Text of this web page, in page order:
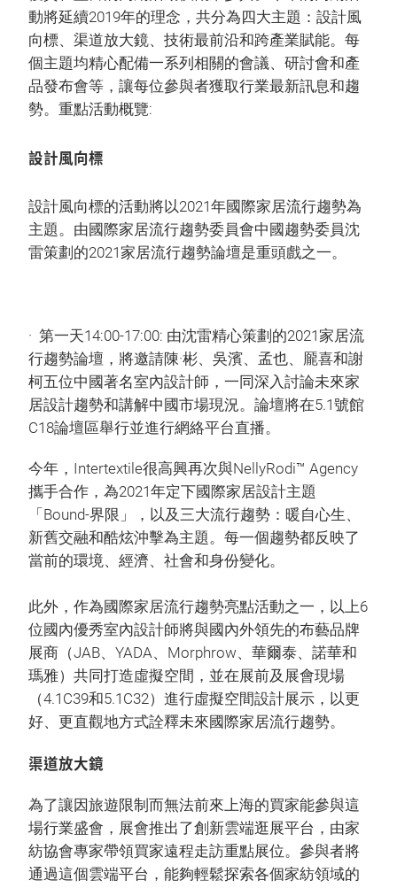
動將延續2019年的理念，共分為四大主題：設計風
向標、渠道放大鏡、技術最前沿和跨產業賦能。每
個主題均精心配備一系列相關的會議、研討會和產
品發布會等，讓每位參與者獲取行業最新訊息和趨
勢。重點活動概覽:
設計風向標
設計風向標的活動將以2021年國際家居流行趨勢為
主題。由國際家居流行趨勢委員會中國趨勢委員沈
雷策劃的2021家居流行趨勢論壇是重頭戲之一。
· 第一天14:00-17:00: 由沈雷精心策劃的2021家居流
行趨勢論壇，將邀請陳·彬、吳濱、孟也、龎喜和謝
柯五位中國著名室內設計師，一同深入討論未來家
居設計趨勢和講解中國市場現況。論壇將在5.1號館
C18論壇區舉行並進行網絡平台直播。
今年，Intertextile很高興再次與NellyRodi™ Agency
攜手合作，為2021年定下國際家居設計主題
「Bound-界限」，以及三大流行趨勢：暖自心生、
新舊交融和酷炫沖擊為主題。每一個趨勢都反映了
當前的環境、經濟、社會和身份變化。
此外，作為國際家居流行趨勢亮點活動之一，以上6
位國內優秀室內設計師將與國內外領先的布藝品牌
展商（JAB、YADA、Morphrow、華爾泰、諾華和
瑪雅）共同打造虛擬空間，並在展前及展會現場
（4.1C39和5.1C32）進行虛擬空間設計展示，以更
好、更直觀地方式詮釋未來國際家居流行趨勢。
渠道放大鏡
為了讓因旅遊限制而無法前來上海的買家能參與這
場行業盛會，展會推出了創新雲端逛展平台，由家
紡協會專家帶領買家遠程走訪重點展位。參與者將
通過這個雲端平台，能夠輕鬆探索各個家紡領域的